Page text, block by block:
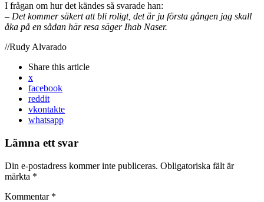
I frågan om hur det kändes så svarade han:
– Det kommer säkert att bli roligt, det är ju första gången jag skall
åka på en sådan här resa säger Ihab Naser.
//Rudy Alvarado
Share this article
x
facebook
reddit
vkontakte
whatsapp
Lämna ett svar
Din e-postadress kommer inte publiceras. Obligatoriska fält är
märkta *
Kommentar *